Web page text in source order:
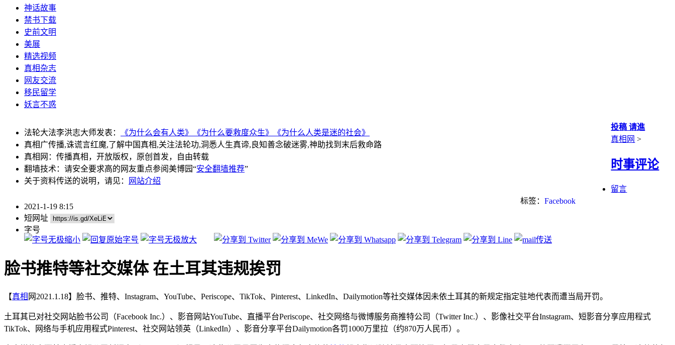
神话故事
禁书下载
史前文明
美展
精选视频
真相杂志
网友交流
移民留学
妖言不惑
法轮大法李洪志大师发表： 《为什么会有人类》 《为什么要救度众生》
《为什么人类是迷的社会》
真相广传播,诛谎言红魔,了解中国真相,关注法轮功,洞悉人生真谛,良知善念破迷雾,神助找到末后救命路
真相网：传播真相，开放版权，原创首发，自由转载
翻墙技术：请安全要求高的网友重点参阅美博园“安全翻墙推荐”
关于资料传送的说明，请见：
网站介绍
投稿 请進
真相网 >
时事评论
留言
标签： Facebook
2021-1-19 8:15
短网址
字号
脸书推特等社交媒体 在土耳其违规挨罚
【真相 网2021.1.18】脸书、推特、Instagram、YouTube、Periscope、TikTok、Pinterest、LinkedIn、Dailymotion等社交媒体因未依土耳其的新规定指定驻地代表而遭当局开罚。
土耳其已对社交网站脸书公司（Facebook Inc.）、影音网站YouTube、直播平台Periscope、社交网络与微博服务商推特公司（Twitter Inc.）、影像社交平台Instagram、短影音分享应用程式
TikTok、网络与手机应用程式Pinterest、社交网站领英（LinkedIn）、影音分享平台Dailymotion各罚1000万里拉（约870万人民币）。